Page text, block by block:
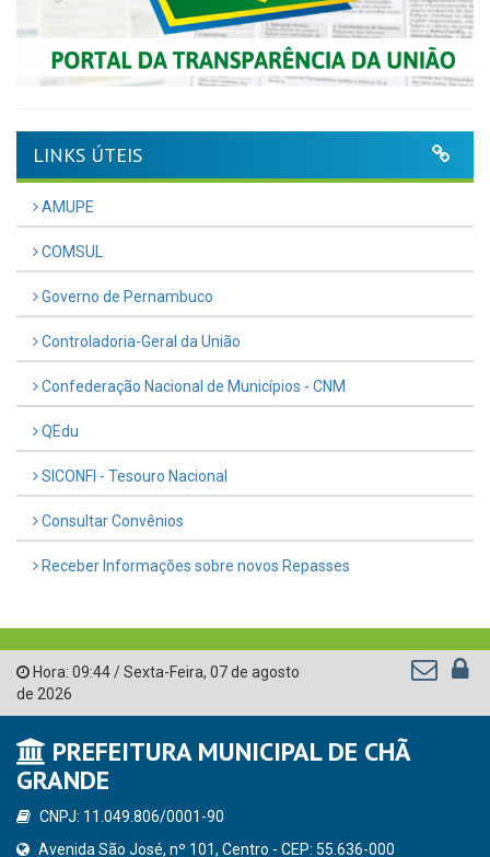
LINKS ÚTEIS
AMUPE
COMSUL
Governo de Pernambuco
Controladoria-Geral da União
Confederação Nacional de Municípios - CNM
QEdu
SICONFI - Tesouro Nacional
Consultar Convênios
Receber Informações sobre novos Repasses
Hora: 09:44/Sexta-Feira, 07 de agosto
de 2026
PREFEITURA MUNICIPAL DE CHÃ
GRANDE
CNPJ: 11.049.806/0001-90
Avenida São José, nº 101, Centro - CEP: 55.636-000